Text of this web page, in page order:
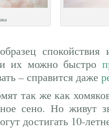
их можно быстро
– справится даже
так же как
сено. Но живут
достигать 10-